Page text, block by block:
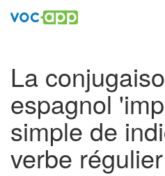
La
espagnol
simple de
verbe régulier